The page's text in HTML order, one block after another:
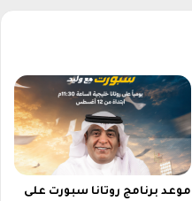
موعد برنامج روتانا سبورت على